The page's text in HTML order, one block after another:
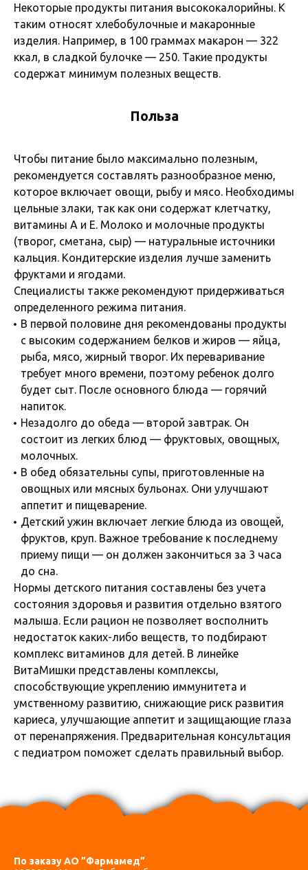
Некоторые продукты питания высококалорийны. К
таким относят хлебобулочные и макаронные
изделия. Например, в 100 граммах макарон — 322
ккал, в сладкой булочке — 250. Такие продукты
содержат минимум полезных веществ.
Польза
Чтобы питание было максимально полезным,
рекомендуется составлять разнообразное меню,
которое включает овощи, рыбу и мясо. Необходимы
цельные злаки, так как они содержат клетчатку,
витамины А и Е. Молоко и молочные продукты
(творог, сметана, сыр) — натуральные источники
кальция. Кондитерские изделия лучше заменить
фруктами и ягодами.
Специалисты также рекомендуют придерживаться
определенного режима питания.
В первой половине дня рекомендованы продукты
с высоким содержанием белков и жиров — яйца,
рыба, мясо, жирный творог. Их переваривание
требует много времени, поэтому ребенок долго
будет сыт. После основного блюда — горячий
напиток.
Незадолго до обеда — второй завтрак. Он
состоит из легких блюд — фруктовых, овощных,
молочных.
В обед обязательны супы, приготовленные на
овощных или мясных бульонах. Они улучшают
аппетит и пищеварение.
Детский ужин включает легкие блюда из овощей,
фруктов, круп. Важное требование к последнему
приему пищи — он должен закончиться за 3 часа
до сна.
Нормы детского питания составлены без учета
состояния здоровья и развития отдельно взятого
малыша. Если рацион не позволяет восполнить
недостаток каких-либо веществ, то подбирают
комплекс витаминов для детей. В линейке
ВитаМишки представлены комплексы,
способствующие укреплению иммунитета и
умственному развитию, снижающие риск развития
кариеса, улучшающие аппетит и защищающие глаза
от перенапряжения. Предварительная консультация
с педиатром поможет сделать правильный выбор.
По заказу АО ”Фармамед”